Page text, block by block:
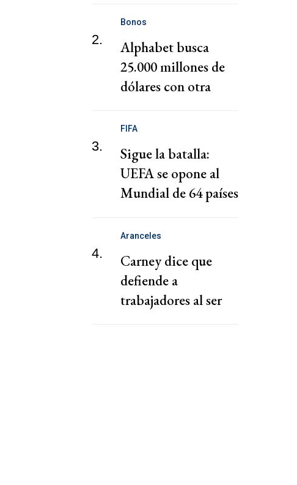
2.
Bonos
Alphabet busca
25.000 millones de
dólares con otra
según una fuente
3.
FIFA
Sigue la batalla:
UEFA se opone al
Mundial de 64 países
4.
Aranceles
Carney dice que
defiende a
trabajadores al ser